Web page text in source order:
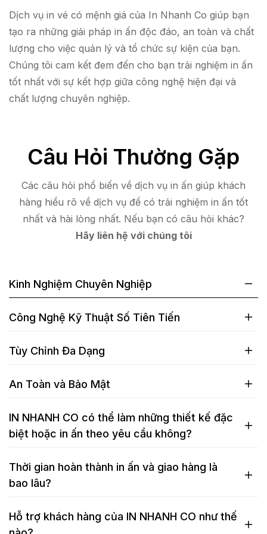
Dịch vụ in vé có mệnh giá của In Nhanh Co giúp bạn
tạo ra những giải pháp in ấn độc đáo, an toàn và chất
lượng cho việc quản lý và tổ chức sự kiện của bạn.
Chúng tôi cam kết đem đến cho bạn trải nghiệm in ấn
tốt nhất với sự kết hợp giữa công nghệ hiện đại và
chất lượng chuyên nghiệp.
Câu Hỏi Thường Gặp
Các câu hỏi phổ biến về dịch vụ in ấn giúp khách
hàng hiểu rõ về dịch vụ để có trải nghiệm in ấn tốt
nhất và hài lòng nhất. Nếu bạn có câu hỏi khác?
Hãy liên hệ với chúng tôi
Kinh Nghiệm Chuyên Nghiệp
Công Nghệ Kỹ Thuật Số Tiên Tiến
Tùy Chỉnh Đa Dạng
An Toàn và Bảo Mật
IN NHANH CO có thể làm những thiết kế đặc
biệt hoặc in ấn theo yêu cầu không?
Thời gian hoàn thành in ấn và giao hàng là
bao lâu?
Hỗ trợ khách hàng của IN NHANH CO như thế